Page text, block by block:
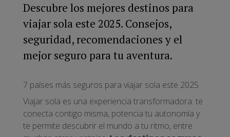
Descubre los mejores destinos para
viajar sola este 2025. Consejos,
seguridad, recomendaciones y el
mejor seguro para tu aventura.
7 países más seguros para viajar sola este 2025
Viajar sola es una experiencia transformadora: te
conecta contigo misma, potencia tu autonomía y
te permite descubrir el mundo a tu ritmo, entre